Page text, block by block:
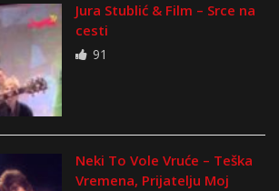
Jura Stublić & Film – Srce na
cesti
91
Neki To Vole Vruće – Teška
Vremena, Prijatelju Moj